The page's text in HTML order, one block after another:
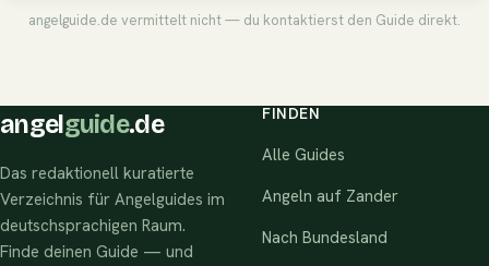
angelguide.de vermittelt nicht — du kontaktierst den Guide direkt.
angel guide.de
Das redaktionell kuratierte
Verzeichnis für Angelguides im
deutschsprachigen Raum.
Finde deinen Guide — und
FINDEN
Alle Guides
Angeln auf Zander
Nach Bundesland